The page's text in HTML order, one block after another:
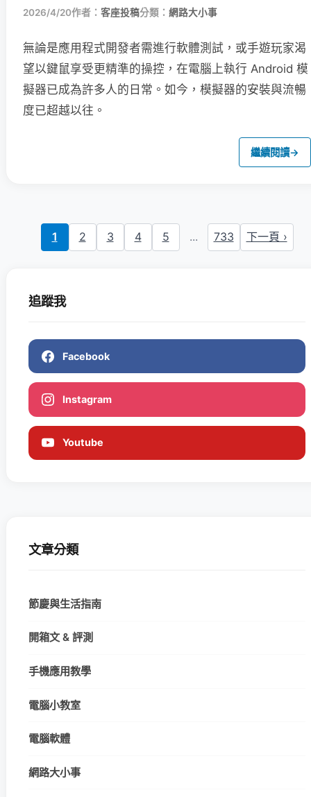
2026/4/20作者： 客座投稿分類： 網路大小事
無論是應用程式開發者需進行軟體測試，或手遊玩家渴
望以鍵鼠享受更精準的操控，在電腦上執行 Android 模
擬器已成為許多人的日常。如今，模擬器的安裝與流暢
度已超越以往。
繼續閱讀→
1 2 3 4 5 ... 733 下一頁 ›
追蹤我
Facebook
Instagram
Youtube
文章分類
節慶與生活指南
開箱文 & 評測
手機應用教學
電腦小教室
電腦軟體
網路大小事